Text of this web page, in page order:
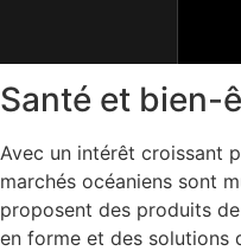
Santé et bien-
Avec un intérêt croissant
marchés océaniens sont
proposent des produits
en forme et des solutions